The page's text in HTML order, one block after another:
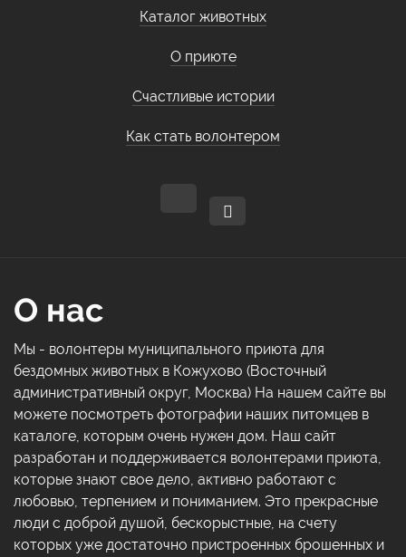
Каталог животных
О приюте
Счастливые истории
Как стать волонтером
О нас
Мы - волонтеры муниципального приюта для
бездомных животных в Кожухово (Восточный
административный округ, Москва) На нашем сайте вы
можете посмотреть фотографии наших питомцев в
каталоге, которым очень нужен дом. Наш сайт
разработан и поддерживается волонтерами приюта,
которые знают свое дело, активно работают с
любовью, терпением и пониманием. Это прекрасные
люди с доброй душой, бескорыстные, на счету
которых уже достаточно пристроенных брошенных и